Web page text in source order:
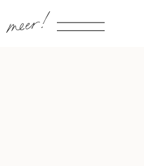
meer!